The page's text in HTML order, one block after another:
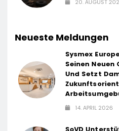
20. AUGUST
Neueste Meldungen
Sysmex
Seinen Neuen
Und Setzt
14. APRIL 2026
SoVD